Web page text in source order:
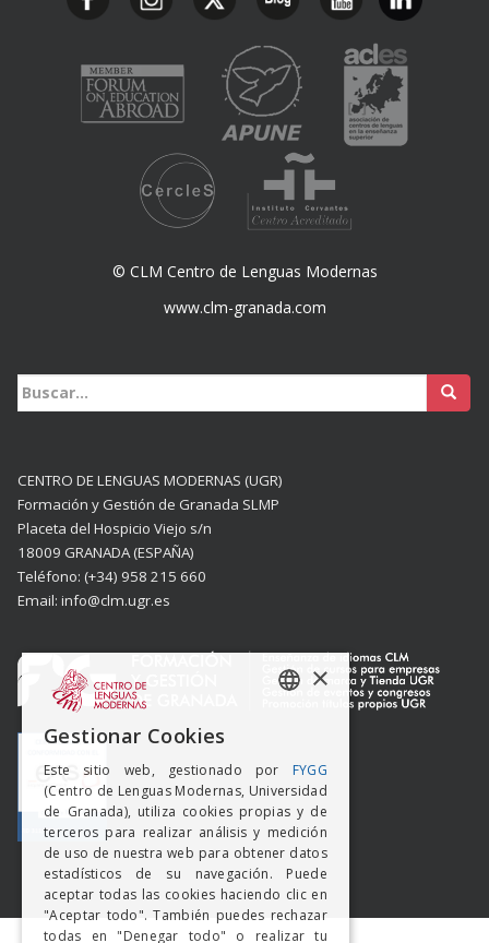
© CLM Centro de Lenguas Modernas
www.clm-granada.com
Buscar:
CENTRO DE LENGUAS MODERNAS (UGR)
Formación y Gestión de Granada SLMP
Placeta del Hospicio Viejo s/n
18009 GRANADA (ESPAÑA)
Teléfono: (+34) 958 215 660
Email: info@clm.ugr.es
×
Gestionar Cookies
Este sitio web, gestionado por FYGG
(Centro de Lenguas Modernas, Universidad
de Granada), utiliza cookies propias y de
terceros para realizar análisis y medición
de uso de nuestra web para obtener datos
estadísticos de su navegación. Puede
aceptar todas las cookies haciendo clic en
"Aceptar todo". También puedes rechazar
todas en "Denegar todo" o realizar tu